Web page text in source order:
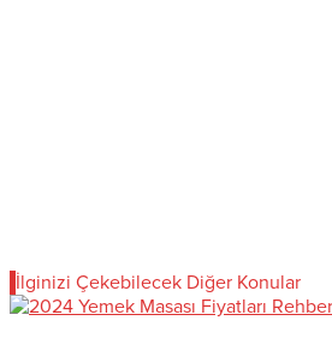
İlginizi Çekebilecek Diğer Konular